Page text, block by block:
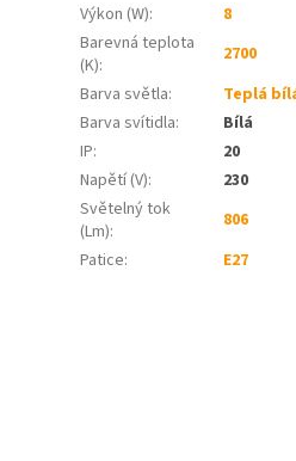
Výkon (W):
8
Barevná teplota
(K):
2700
Barva světla:
Teplá
Barva svítidla:
Bílá
IP:
20
Napětí (V):
230
Světelný tok
(Lm):
806
Patice: E27